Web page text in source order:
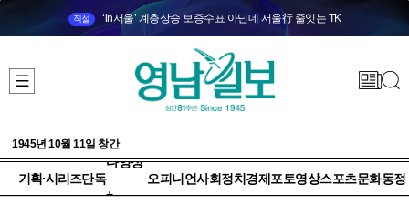
직설 ‘in서울’ 계층상승 보증수표 아닌데 서울行 줄잇는 TK
1945년 10월 11일 창간
기획·시리즈단독
다양성
+
오피니언사회정치 경제 포토영상스포츠문화동정